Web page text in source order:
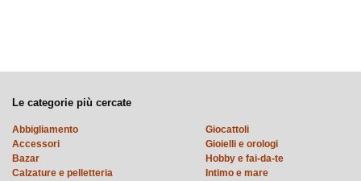
Le categorie più cercate
Abbigliamento
Accessori
Bazar
Calzature e pelletteria
Giocattoli
Gioielli e orologi
Hobby e fai-da-te
Intimo e mare